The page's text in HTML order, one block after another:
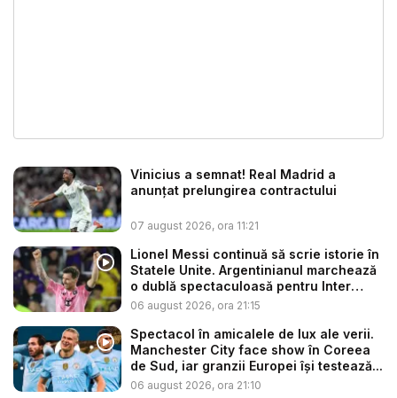
Vinicius a semnat! Real Madrid a
anunțat prelungirea contractului
07 august 2026, ora 11:21
Lionel Messi continuă să scrie istorie în
Statele Unite. Argentinianul marchează
o dublă spectaculoasă pentru Inter
Mia...
06 august 2026, ora 21:15
Spectacol în amicalele de lux ale verii.
Manchester City face show în Coreea
de Sud, iar granzii Europei își testează...
06 august 2026, ora 21:10